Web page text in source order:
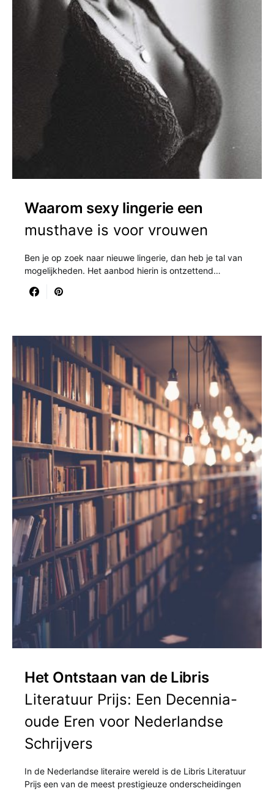
Waarom sexy lingerie een
musthave is voor vrouwen
Ben je op zoek naar nieuwe lingerie, dan heb je tal van
mogelijkheden. Het aanbod hierin is ontzettend…
Het Ontstaan van de Libris
Literatuur Prijs: Een Decennia-
oude Eren voor Nederlandse
Schrijvers
In de Nederlandse literaire wereld is de Libris Literatuur
Prijs een van de meest prestigieuze onderscheidingen